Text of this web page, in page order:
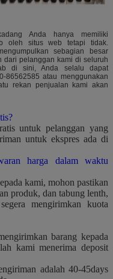
Anda hanya memiliki
oleh situs web tetapi tidak.
sebagian besar
dari pelanggan kami di seluruh
di sini, Anda selalu dapat
86562585 atau menggunakan
rekan penjualan kami akan
untuk pelanggan yang
untuk ekspres ada di
harga dalam waktu
kami, mohon pastikan
produk, dan tabung lenth,
mengirimkan kuota
barang kepada
kami menerima deposit
adalah 40-45days